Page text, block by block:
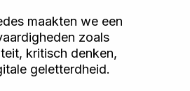
maakten we een
zoals
kritisch denken,
geletterdheid.